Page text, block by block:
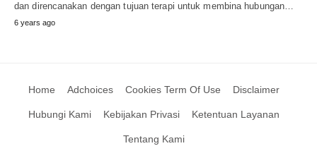
dan direncanakan dengan tujuan terapi untuk membina hubungan…
6 years ago
Home Adchoices Cookies Term Of Use Disclaimer
Hubungi Kami Kebijakan Privasi Ketentuan Layanan
Tentang Kami